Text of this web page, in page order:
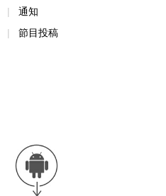
通知
節目投稿